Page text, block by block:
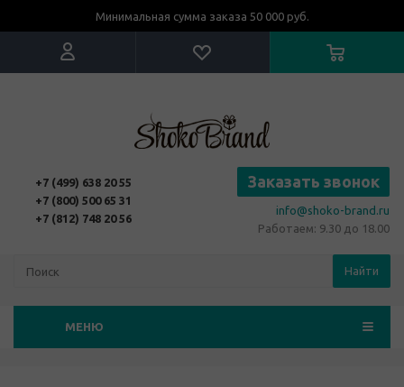
Минимальная сумма заказа 50 000 руб.
+7 (499) 638 20 55
+7 (800) 500 65 31
+7 (812) 748 20 56
Заказать звонок
info@shoko-brand.ru
Работаем: 9.30 до 18.00
Найти
МЕНЮ